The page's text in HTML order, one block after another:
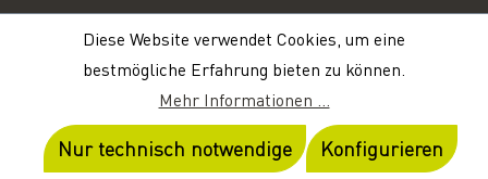
Diese Website verwendet Cookies, um eine
bestmögliche Erfahrung bieten zu können.
Mehr Informationen ...
Nur technisch notwendige Konfigurieren